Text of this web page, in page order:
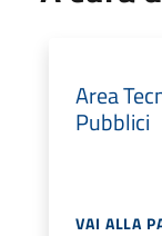
Area
Pubblici
VAI ALLA